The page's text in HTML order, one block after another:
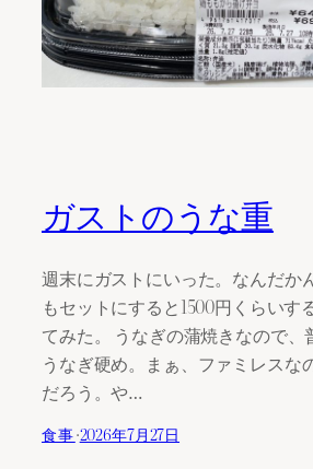
ガストのうな重
週末にガストにいった。なんだか
もセットにすると1500円くらいす
てみた。 うなぎの蒲焼きなので、
うなぎ硬め。まぁ、ファミレスな
だろう。や…
食事·2026年7月27日